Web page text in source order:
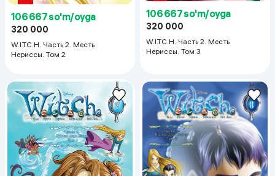
106 667 so'm/oyga
320 000
W.I.T.C.H. Часть 2. Месть
Нериссы. Том 2
106 667 so'm/oyga
320 000
W.I.T.C.H. Часть 2. Месть
Нериссы. Том 3